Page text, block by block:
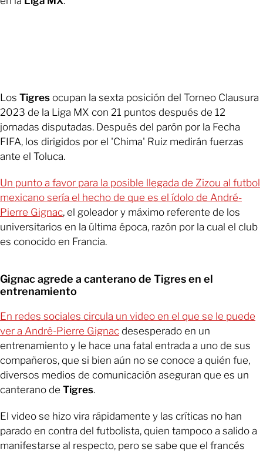
Los Tigres ocupan la sexta posición del Torneo Clausura
2023 de la Liga MX con 21 puntos después de 12
jornadas disputadas. Después del parón por la Fecha
FIFA, los dirigidos por el 'Chima' Ruiz medirán fuerzas
ante el Toluca.
Un punto a favor para la posible llegada de Zizou al futbol
mexicano sería el hecho de que es el ídolo de André-
Pierre Gignac, el goleador y máximo referente de los
universitarios en la última época, razón por la cual el club
es conocido en Francia.
Gignac agrede a canterano de Tigres en el
entrenamiento
En redes sociales circula un video en el que se le puede
ver a André-Pierre Gignac desesperado en un
entrenamiento y le hace una fatal entrada a uno de sus
compañeros, que si bien aún no se conoce a quién fue,
diversos medios de comunicación aseguran que es un
canterano de Tigres.
El video se hizo vira rápidamente y las críticas no han
parado en contra del futbolista, quien tampoco a salido a
manifestarse al respecto, pero se sabe que el francés